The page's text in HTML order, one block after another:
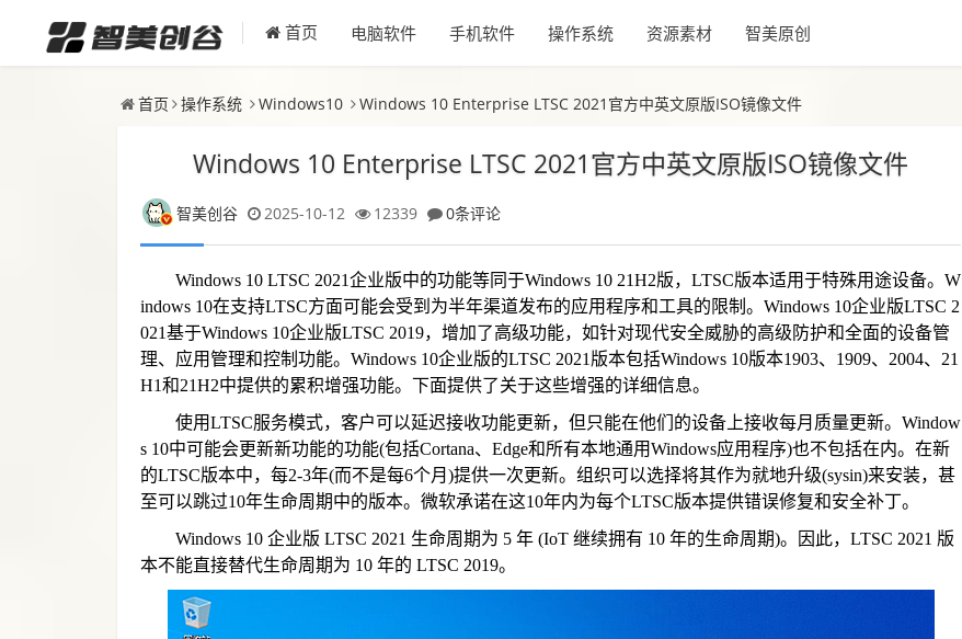
首页 电脑软件 手机软件 操作系统 资源素材 智美原创
首页 操作系统 Windows10 Windows 10 Enterprise LTSC 2021官方中英文原版ISO镜像文件
Windows 10 Enterprise LTSC 2021官方中英文原版ISO镜像文件
智美创谷 2025-10-12 12339 0条评论
Windows 10 LTSC 2021企业版中的功能等同于Windows 10 21H2版，LTSC版本适用于特殊用途设备。W
indows 10在支持LTSC方面可能会受到为半年渠道发布的应用程序和工具的限制。Windows 10企业版LTSC 2
021基于Windows 10企业版LTSC 2019，增加了高级功能，如针对现代安全威胁的高级防护和全面的设备管
理、应用管理和控制功能。Windows 10企业版的LTSC 2021版本包括Windows 10版本1903、1909、2004、21
H1和21H2中提供的累积增强功能。下面提供了关于这些增强的详细信息。
使用LTSC服务模式，客户可以延迟接收功能更新，但只能在他们的设备上接收每月质量更新。Window
s 10中可能会更新新功能的功能(包括Cortana、Edge和所有本地通用Windows应用程序)也不包括在内。在新
的LTSC版本中，每2-3年(而不是每6个月)提供一次更新。组织可以选择将其作为就地升级(sysin)来安装，甚
至可以跳过10年生命周期中的版本。微软承诺在这10年内为每个LTSC版本提供错误修复和安全补丁。
Windows 10 企业版 LTSC 2021 生命周期为 5 年 (IoT 继续拥有 10 年的生命周期)。因此，LTSC 2021 版
本不能直接替代生命周期为 10 年的 LTSC 2019。